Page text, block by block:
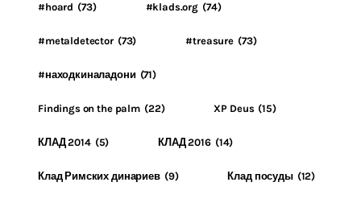
#hoard (73) #klads.org (74)
#metaldetector (73) #treasure (73)
#находкиналадони (71)
Findings on the palm (22) XP Deus (15)
КЛАД 2014 (5) КЛАД 2016 (14)
Клад Римских динариев (9) Клад посуды (12)